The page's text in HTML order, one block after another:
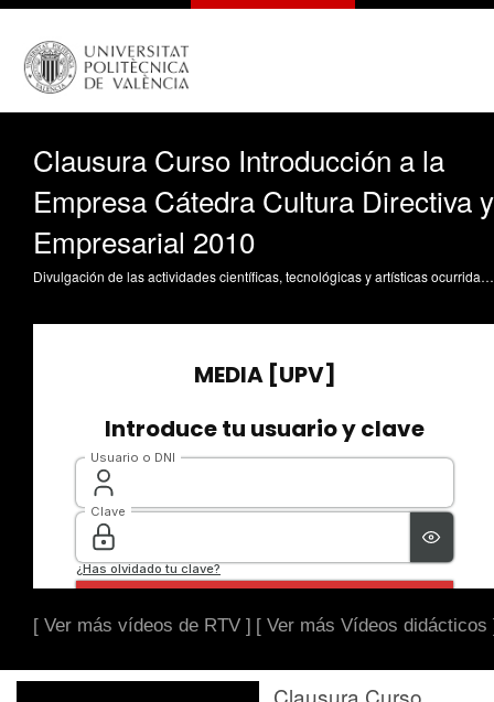
Clausura Curso Introducción a la
Empresa Cátedra Cultura Directiva y
Empresarial 2010
Divulgación de las actividades científicas, tecnológicas y artísticas ocurridas en los tres campus de la UPV
[ Ver más vídeos de RTV ] [ Ver más Vídeos didácticos
Clausura Curso